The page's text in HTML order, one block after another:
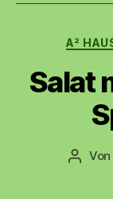
A²
Salat
Von